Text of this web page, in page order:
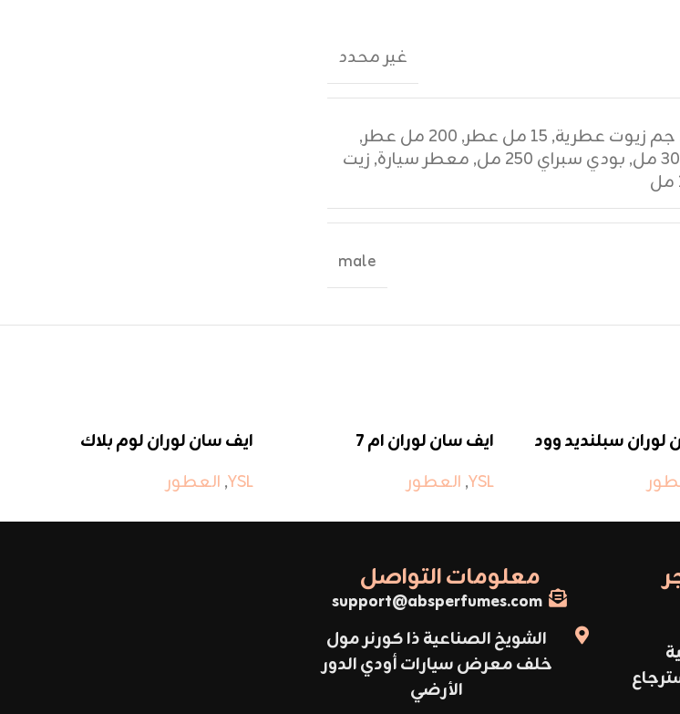
غير محدد
, ١٥ مل عطر , ٢٠٠ مل عطر
,
, بودي سبراي ٢٥٠ مل , معطر سيارة, زيت
male
لوران سبلنديد وود
ايف سان لوران ام 7
YSL
, العطور
ايف سان لوران لوم بلاك
YSL
, العطور
معلومات التواصل
support@absperfumes.com
الشويخ الصناعية ذا كورنر مول
خلف معرض سيارات أودي الدور
الأرضي